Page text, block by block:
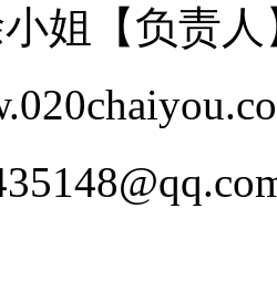
姐【负责人